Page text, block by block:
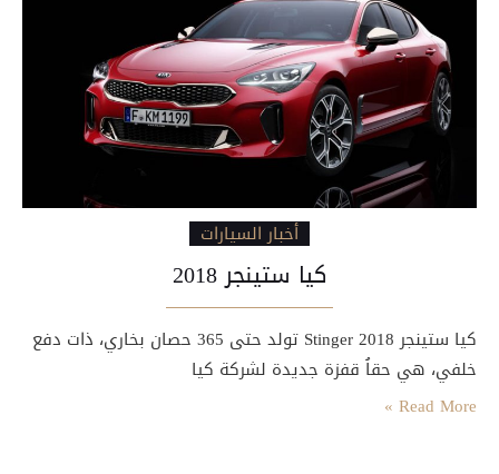
أخبار السيارات
كيا ستينجر 2018
كيا ستينجر Stinger 2018 تولد حتى 365 حصان بخاري، ذات دفع
خلفي، هي حقاُ قفزة جديدة لشركة كيا
Read More »